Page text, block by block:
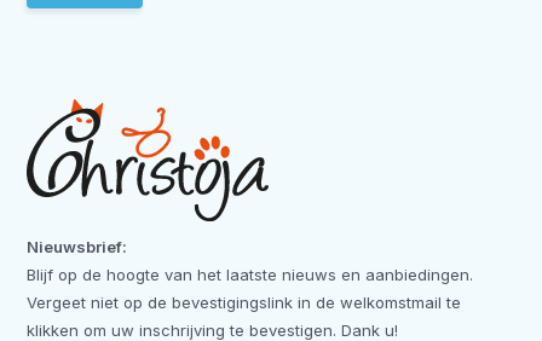
Nieuwsbrief:
Blijf op de hoogte van het laatste nieuws en aanbiedingen.
Vergeet niet op de bevestigingslink in de welkomstmail te
klikken om uw inschrijving te bevestigen. Dank u!